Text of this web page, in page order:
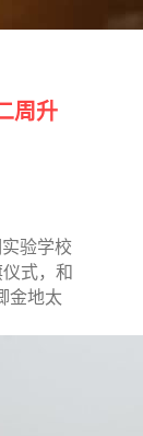
周升
验学校
式，和
金地太